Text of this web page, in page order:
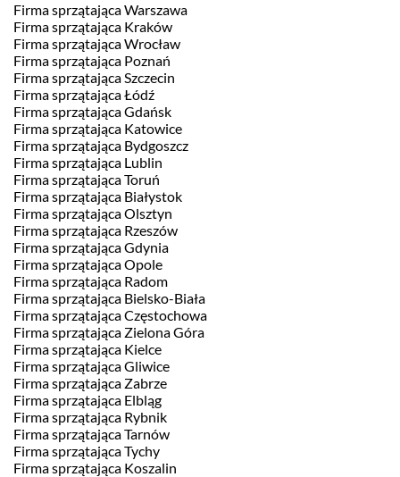
Firma sprzątająca Warszawa
Firma sprzątająca Kraków
Firma sprzątająca Wrocław
Firma sprzątająca Poznań
Firma sprzątająca Szczecin
Firma sprzątająca Łódź
Firma sprzątająca Gdańsk
Firma sprzątająca Katowice
Firma sprzątająca Bydgoszcz
Firma sprzątająca Lublin
Firma sprzątająca Toruń
Firma sprzątająca Białystok
Firma sprzątająca Olsztyn
Firma sprzątająca Rzeszów
Firma sprzątająca Gdynia
Firma sprzątająca Opole
Firma sprzątająca Radom
Firma sprzątająca Bielsko-Biała
Firma sprzątająca Częstochowa
Firma sprzątająca Zielona Góra
Firma sprzątająca Kielce
Firma sprzątająca Gliwice
Firma sprzątająca Zabrze
Firma sprzątająca Elbląg
Firma sprzątająca Rybnik
Firma sprzątająca Tarnów
Firma sprzątająca Tychy
Firma sprzątająca Koszalin